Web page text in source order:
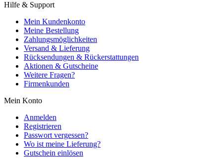
Hilfe & Support
Mein Kundenkonto
Meine Bestellung
Zahlungsmöglichkeiten
Versand & Lieferung
Rücksendungen & Rückerstattungen
Aktionen & Gutscheine
Weitere Fragen?
Firmenkunden
Mein Konto
Anmelden
Registrieren
Passwort vergessen?
Wo ist meine Lieferung?
Gutschein einlösen